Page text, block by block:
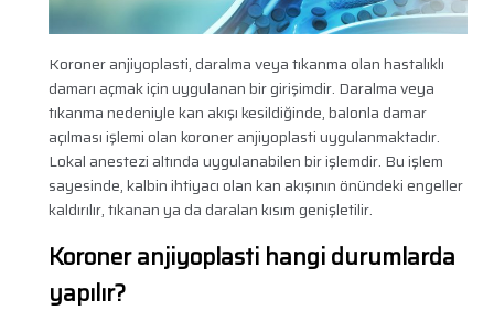
Koroner anjiyoplasti, daralma veya tıkanma olan hastalıklı
damarı açmak için uygulanan bir girişimdir. Daralma veya
tıkanma nedeniyle kan akışı kesildiğinde, balonla damar
açılması işlemi olan koroner anjiyoplasti uygulanmaktadır.
Lokal anestezi altında uygulanabilen bir işlemdir. Bu işlem
sayesinde, kalbin ihtiyacı olan kan akışının önündeki engeller
kaldırılır, tıkanan ya da daralan kısım genişletilir.
Koroner anjiyoplasti hangi durumlarda
yapılır?